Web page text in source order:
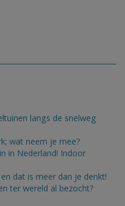
langs de snelweg
wat neem je mee?
in Nederland! Indoor
dat is meer dan je denkt!
ter wereld al bezocht?